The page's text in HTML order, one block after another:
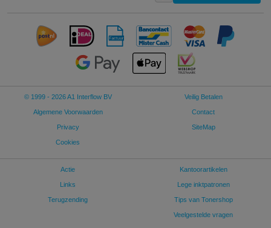
© 1999 - 2026 A1 Interflow BV
Algemene Voorwaarden
Privacy
Cookies
Veilig Betalen
Contact
SiteMap
Actie
Links
Terugzending
Kantoorartikelen
Lege inktpatronen
Tips van Tonershop
Veelgestelde vragen